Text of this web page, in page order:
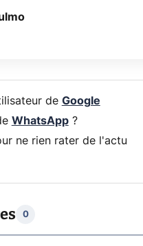
de Google
WhatsApp?
ne rien rater de l'actu
0